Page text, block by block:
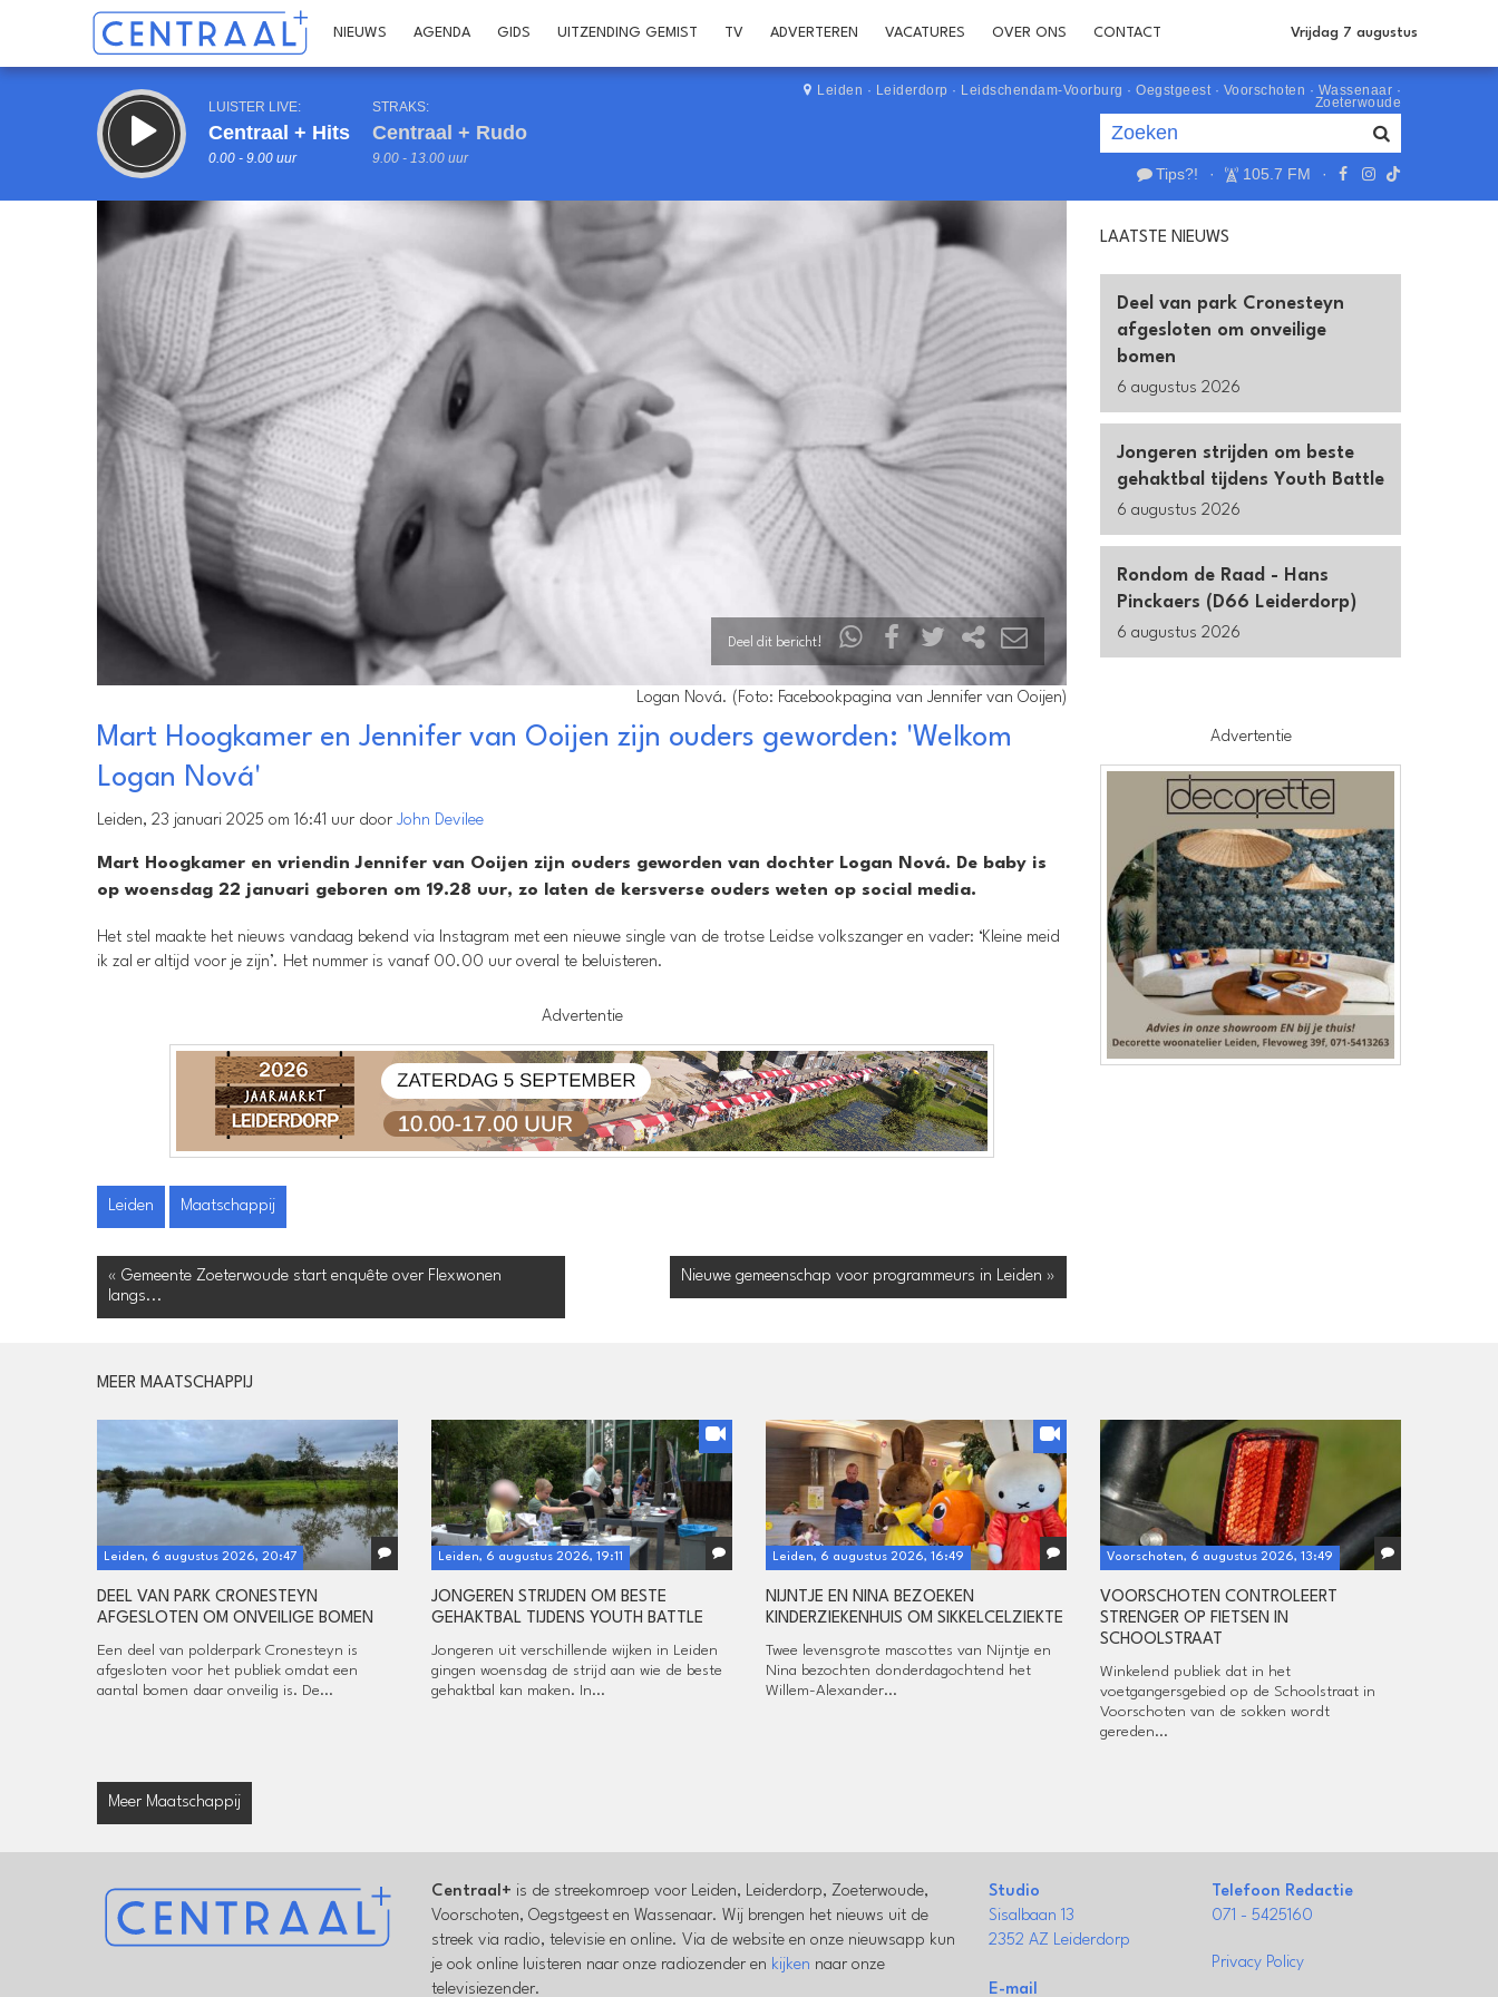
NIEUWS AGENDA GIDS UITZENDING GEMIST TV ADVERTEREN VACATURES OVER ONS CONTACT Vrijdag 7 augustus
LUISTER LIVE:
Centraal + Hits
0.00 - 9.00 uur
STRAKS:
Centraal + Rudo
9.00 - 13.00 uur
Leiden · Leiderdorp · Leidschendam-Voorburg · Oegstgeest· Voorschoten · Wassenaar ·
Zoeterwoude
Tips?! · 105.7 FM ·
Deel dit bericht!
Logan Nová. (Foto: Facebookpagina van Jennifer van Ooijen)
Mart Hoogkamer en Jennifer van Ooijen zijn ouders geworden: 'Welkom
Logan Nová'
Leiden, 23 januari 2025 om 16:41 uur door John Devilee
Mart Hoogkamer en vriendin Jennifer van Ooijen zijn ouders geworden van dochter Logan Nová. De baby is
op woensdag 22 januari geboren om 19.28 uur, zo laten de kersverse ouders weten op social media.
Het stel maakte het nieuws vandaag bekend via Instagram met een nieuwe single van de trotse Leidse volkszanger en vader: ‘Kleine meid
ik zal er altijd voor je zijn’. Het nummer is vanaf 00.00 uur overal te beluisteren.
Advertentie
Leiden Maatschappij
« Gemeente Zoeterwoude start enquête over Flexwonen
langs...
Nieuwe gemeenschap voor programmeurs in Leiden »
LAATSTE NIEUWS
Deel van park Cronesteyn
afgesloten om onveilige
bomen
6 augustus 2026
Jongeren strijden om beste
gehaktbal tijdens Youth Battle
6 augustus 2026
Rondom de Raad - Hans
Pinckaers (D66 Leiderdorp)
6 augustus 2026
Advertentie
MEER MAATSCHAPPIJ
Leiden, 6 augustus 2026, 20:47
DEEL VAN PARK CRONESTEYN
AFGESLOTEN OM ONVEILIGE BOMEN
Een deel van polderpark Cronesteyn is
afgesloten voor het publiek omdat een
aantal bomen daar onveilig is. De...
Leiden, 6 augustus 2026, 19:11
JONGEREN STRIJDEN OM BESTE
GEHAKTBAL TIJDENS YOUTH BATTLE
Jongeren uit verschillende wijken in Leiden
gingen woensdag de strijd aan wie de beste
gehaktbal kan maken. In...
Leiden, 6 augustus 2026, 16:49
NIJNTJE EN NINA BEZOEKEN
KINDERZIEKENHUIS OM SIKKELCELZIEKTE
Twee levensgrote mascottes van Nijntje en
Nina bezochten donderdagochtend het
Willem-Alexander...
Voorschoten, 6 augustus 2026, 13:49
VOORSCHOTEN CONTROLEERT
STRENGER OP FIETSEN IN
SCHOOLSTRAAT
Winkelend publiek dat in het
voetgangersgebied op de Schoolstraat in
Voorschoten van de sokken wordt
gereden...
Meer Maatschappij
Centraal+ is de streekomroep voor Leiden, Leiderdorp, Zoeterwoude,
Voorschoten, Oegstgeest en Wassenaar. Wij brengen het nieuws uit de
streek via radio, televisie en online. Via de website en onze nieuwsapp kun
je ook online luisteren naar onze radiozender en kijken naar onze
televisiezender.
Studio
Sisalbaan 13
2352 AZ Leiderdorp
E-mail
Telefoon Redactie
071 - 5425160
Privacy Policy